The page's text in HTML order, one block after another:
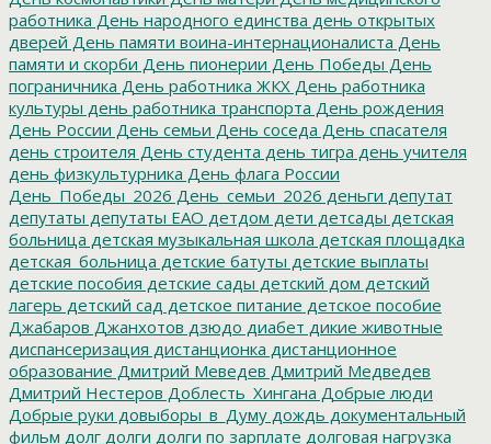
работника День народного единства день открытых
дверей День памяти воина-интернационалиста День
памяти и скорби День пионерии День Победы День
пограничника День работника ЖКХ День работника
культуры день работника транспорта День рождения
День России День семьи День соседа День спасателя
день строителя День студента день тигра день учителя
день физкультурника День флага России
День_Победы_2026 День_семьи_2026 деньги депутат
депутаты депутаты ЕАО детдом дети детсады детская
больница детская музыкальная школа детская площадка
детская_больница детские батуты детские выплаты
детские пособия детские сады детский дом детский
лагерь детский сад детское питание детское пособие
Джабаров Джанхотов дзюдо диабет дикие животные
диспансеризация дистанционка дистанционное
образование Дмитрий Меведев Дмитрий Медведев
Дмитрий Нестеров Доблесть_Хингана Добрые люди
Добрые руки довыборы_в_Думу дождь документальный
фильм долг долги долги по зарплате долговая нагрузка